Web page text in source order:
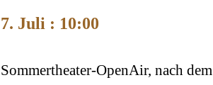
7. Juli : 10:00
Sommertheater-OpenAir, nach